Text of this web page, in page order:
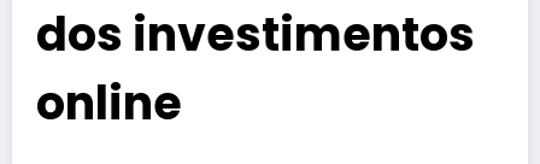
dos investimentos
online